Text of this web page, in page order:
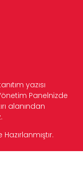
yazısı
Panelnizde
alanından
Hazırlanmıştır.